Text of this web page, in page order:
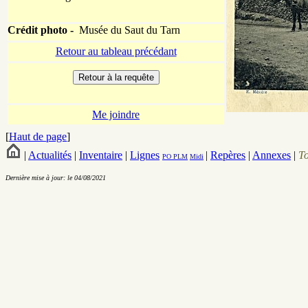
Crédit photo - Musée du Saut du Tarn
Retour au tableau précédant
Me joindre
[Haut de page]
| Actualités | Inventaire | Lignes PO PLM Midi | Repères | Annexes |
Dernière mise à jour: le 04/08/2021